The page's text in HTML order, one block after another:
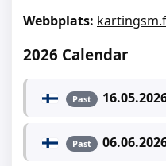
Webbplats:
2026 Calendar
Past
Past